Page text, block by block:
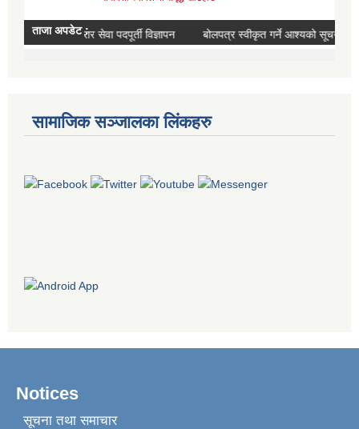
सामाजिक सञ्जालका लिंकहरु
Notices
सूचना तथा समाचार